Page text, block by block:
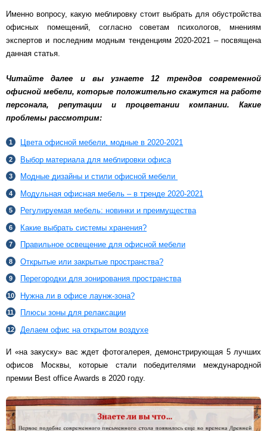
Видеоотзывы
Статьи
Именно вопросу, какую меблировку стоит выбрать для обустройства
офисных помещений, согласно советам психологов, мнениям
экспертов и последним модным тенденциям 2020-2021 – посвящена
данная статья.
Читайте далее и вы узнаете 12 трендов современной
офисной мебели, которые положительно скажутся на работе
персонала, репутации и процветании компании. Какие
проблемы рассмотрим:
Цвета офисной мебели, модные в 2020-2021
Выбор материала для меблировки офиса
Модные дизайны и стили офисной мебели
Модульная офисная мебель – в тренде 2020-2021
Регулируемая мебель: новинки и преимущества
Какие выбрать системы хранения?
Правильное освещение для офисной мебели
Открытые или закрытые пространства?
Перегородки для зонирования пространства
Нужна ли в офисе лаунж-зона?
Плюсы зоны для релаксации
Делаем офис на открытом воздухе
И «на закуску» вас ждет фотогалерея, демонстрирующая 5 лучших
офисов Москвы, которые стали победителями международной
премии Best office Awards в 2020 году.